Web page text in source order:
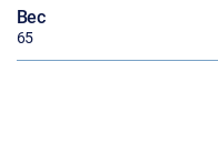
Вес
65